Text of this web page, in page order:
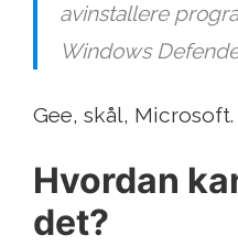
avinstallere
Windows
Gee, skål, Microsoft.
Hvordan
det?